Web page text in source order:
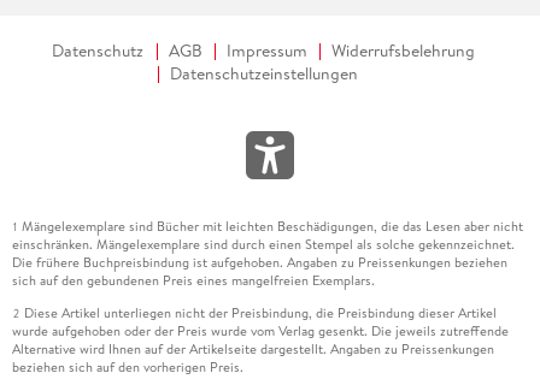
Datenschutz AGB Impressum
Widerrufsbelehrung
Datenschutzeinstellungen
1 Mängelexemplare sind Bücher mit leichten Beschädigungen, die das Lesen aber nicht
einschränken. Mängelexemplare sind durch einen Stempel als solche gekennzeichnet.
Die frühere Buchpreisbindung ist aufgehoben. Angaben zu Preissenkungen beziehen
sich auf den gebundenen Preis eines mangelfreien Exemplars.
2 Diese Artikel unterliegen nicht der Preisbindung, die Preisbindung dieser Artikel
wurde aufgehoben oder der Preis wurde vom Verlag gesenkt. Die jeweils zutreffende
Alternative wird Ihnen auf der Artikelseite dargestellt. Angaben zu Preissenkungen
beziehen sich auf den vorherigen Preis.